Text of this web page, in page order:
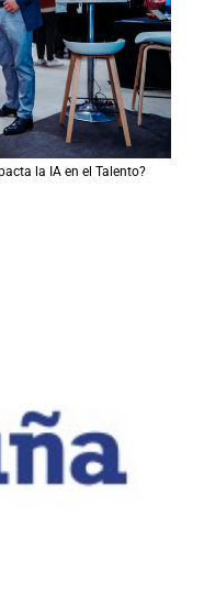
la IA en el Talento?